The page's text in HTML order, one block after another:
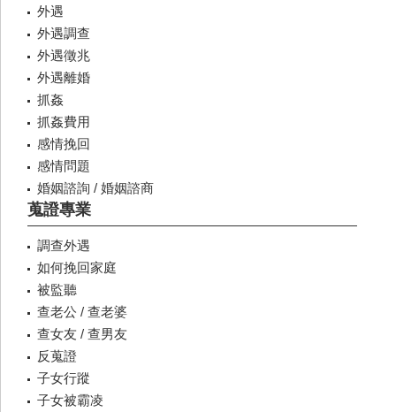
外遇
外遇調查
外遇徵兆
外遇離婚
抓姦
抓姦費用
感情挽回
感情問題
婚姻諮詢 / 婚姻諮商
蒐證專業
調查外遇
如何挽回家庭
被監聽
查老公 / 查老婆
查女友 / 查男友
反蒐證
子女行蹤
子女被霸凌